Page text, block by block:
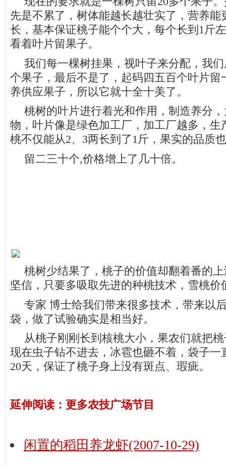
先是不累了，树体能越长越壮实了，营养能
长，基本保证桃子能个个大，每个长到 1斤
看着叶片留果子。
我们每一棵树挂果，视叶子来分配，我
个果子，最后不是了，起码四五百个叶片留
养供应果子，所以它就十全十美了。
桃树的叶片进行着光和作用，制造养分
物，叶片像是绿色加工厂，加工厂越多，生
桃不仅能从2、 3两长到了 1斤，果实的品质
留二三十个,价格增上了几十倍。
桃树少结果了，桃子的价值却翻着番的
坚信，只要多吸取先进的种桃技术，雪桃价
专家 博士给我们带来很多技术，带来以
袋，做了试验确实是相当好。
从桃子刚刚长到核桃大小，果农们就把
现在虫子钻不进去，冰雹也砸不着，袋子一
20天，保证了桃子身上没有斑点、瑕疵。
延伸阅读：更多农技广场节目
闲置的稻田养龙虾(2007-10-29)